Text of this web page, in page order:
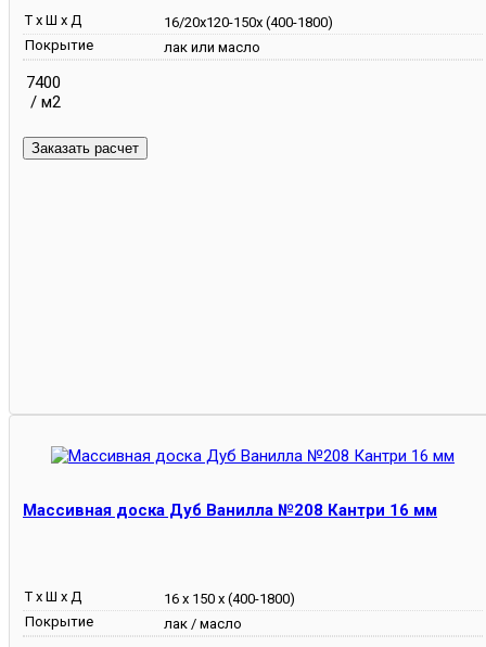
Т х Ш х Д
16/20х120-150х (400-1800)
Покрытие
лак или масло
7400
/ м2
Массивная доска Дуб Ванилла №208 Кантри 16 мм
Т х Ш х Д
16 х 150 х (400-1800)
Покрытие
лак / масло